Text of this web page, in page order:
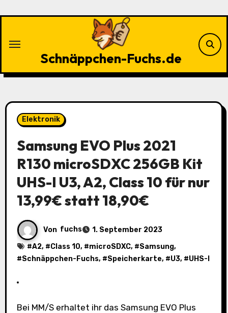
Schnäppchen-Fuchs.de
Elektronik
Samsung EVO Plus 2021
R130 microSDXC 256GB Kit
UHS-I U3, A2, Class 10 für nur
13,99€ statt 18,90€
Von fuchs
1. September 2023
#A2, #Class 10, #microSDXC, #Samsung,
#Schnäppchen-Fuchs, #Speicherkarte, #U3, #UHS-I
Bei MM/S erhaltet ihr das Samsung EVO Plus